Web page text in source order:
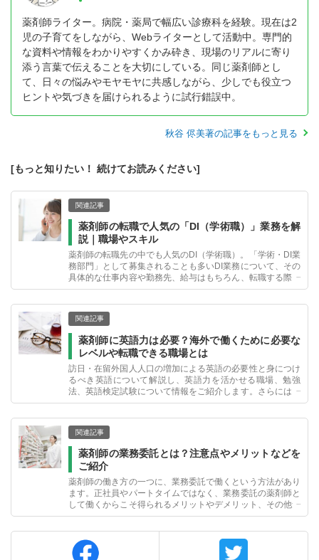
薬剤師ライター。病院・薬局で幅広い診療科を経験。現在は2
児の子育てをしながら、Webライターとして活動中。専門的
な資料や情報をわかりやすくかみ砕き、現場のリアルに寄り
添う言葉で伝えることを大切にしている。同じ薬剤師とし
て、日々の悩みやモヤモヤに共感しながら、少しでも役立つ
ヒントや気づきを届けられるように試行錯誤中。
秋谷 侭美著の記事をもっと見る
[もっと知りたい！ 続けてお読みください]
関連記事
薬剤師の転職で人気の「DI（学術職）」業務を解
説｜職場やスキル
薬剤師の転職先の中でも人気のDI（学術職）。「学術・DI業
務部門」として募集されることも多いDI業務について、その
具体的な仕事内容や勤務先、給与はもちろん、転職する際に
求められる適性などについて詳しくお伝えします。
関連記事
薬剤師に英語力は必要？海外で働くために必要な
レベルや転職できる職場とは
訪日・在留外国人人口の増加による英語の必要性と身につけ
るべき英語について解説し、英語力を活かせる職場、勉強
法、英語検定試験について情報をご紹介します。さらには、
諸外国の薬剤師と日本の薬剤師の違いについても解説。
関連記事
薬剤師の業務委託とは？注意点やメリットなどを
ご紹介
薬剤師の働き方の一つに、業務委託で働くという方法があり
ます。正社員やパートタイムではなく、業務委託の薬剤師と
して働くからこそ得られるメリットやデメリット、その他気
をつけるポイントなどについて、詳しく解説します。